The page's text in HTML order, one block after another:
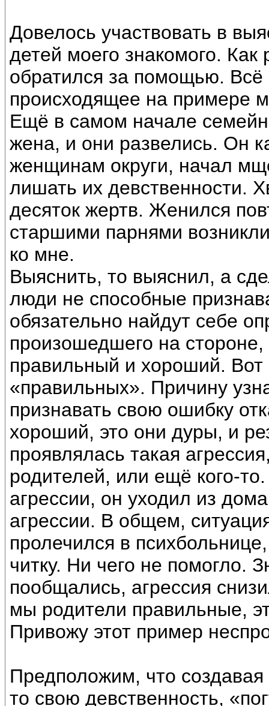
Довелось участвовать в
детей моего знакомого. Как
обратился за помощью.
происходящее на примере
Ещё в самом начале
жена, и они развелись. Он
женщинам округи, начал
лишать их девственности.
десяток жертв. Женился
старшими парнями
ко мне.
Выяснить, то выяснил, а
люди не способные
обязательно найдут себе
произошедшего на
правильный и хороший. Вот
«правильных». Причину
признавать свою ошибку
хороший, это они дуры, и
проявлялась такая
родителей, или ещё кого-
агрессии, он уходил из
агрессии. В общем,
пролечился в
читку. Ни чего не помогло.
пообщались, агрессия
мы родители правильные,
Привожу этот пример
Предположим, что
то свою девственность,